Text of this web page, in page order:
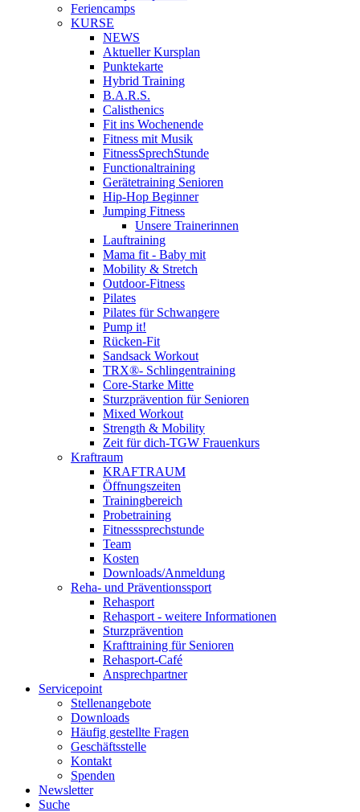
Feriencamps
KURSE
NEWS
Aktueller Kursplan
Punktekarte
Hybrid Training
B.A.R.S.
Calisthenics
Fit ins Wochenende
Fitness mit Musik
FitnessSprechStunde
Functionaltraining
Gerätetraining Senioren
Hip-Hop Beginner
Jumping Fitness
Unsere Trainerinnen
Lauftraining
Mama fit - Baby mit
Mobility & Stretch
Outdoor-Fitness
Pilates
Pilates für Schwangere
Pump it!
Rücken-Fit
Sandsack Workout
TRX®- Schlingentraining
Core-Starke Mitte
Sturzprävention für Senioren
Mixed Workout
Strength & Mobility
Zeit für dich-TGW Frauenkurs
Kraftraum
KRAFTRAUM
Öffnungszeiten
Trainingbereich
Probetraining
Fitnesssprechstunde
Team
Kosten
Downloads/Anmeldung
Reha- und Präventionssport
Rehasport
Rehasport - weitere Informationen
Sturzprävention
Krafttraining für Senioren
Rehasport-Café
Ansprechpartner
Servicepoint
Stellenangebote
Downloads
Häufig gestellte Fragen
Geschäftsstelle
Kontakt
Spenden
Newsletter
Suche